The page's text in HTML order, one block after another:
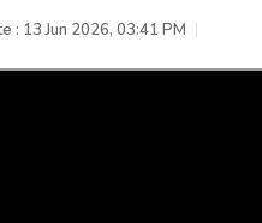
: 13 Jun 2026, 03:41 PM